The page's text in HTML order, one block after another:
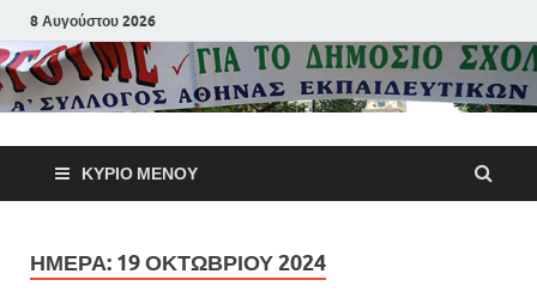
8 Αυγούστου 2026
Α΄
Αθηνών
ΚΎΡΙΟ ΜΕΝΟΎ
ΗΜΈΡΑ: 19 ΟΚΤΩΒΡΊΟΥ 2024